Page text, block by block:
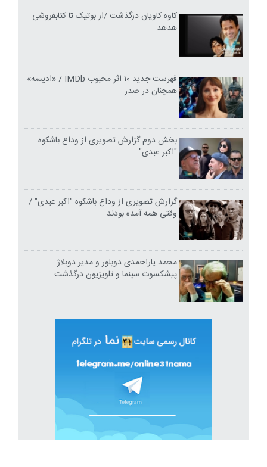
کاوه کاویان درگذشت /از بوتیک تا کتابفروشی
هدهد
فهرست جدید ۱۰ اثر محبوب IMDb / «ادیسه»
همچنان در صدر
بخش دوم گزارش تصویری از وداع باشکوه
"اکبر عبدی"
گزارش تصویری از وداع باشکوه "اکبر عبدی" /
وقتی همه آمده بودند
محمد یاراحمدی دوبلور و مدیر دوبلاژ
پیشکسوت سینما و تلویزیون درگذشت